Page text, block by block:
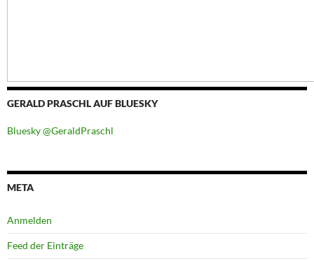
GERALD PRASCHL AUF BLUESKY
Bluesky @GeraldPraschl
META
Anmelden
Feed der Einträge